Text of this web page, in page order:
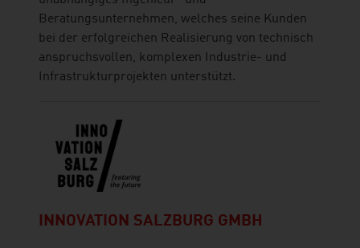
Beratungsunternehmen, welches seine Kunden
bei der erfolgreichen Realisierung von technisch
anspruchsvollen, komplexen Industrie- und
Infrastrukturprojekten unterstützt.
INNOVATION SALZBURG GMBH